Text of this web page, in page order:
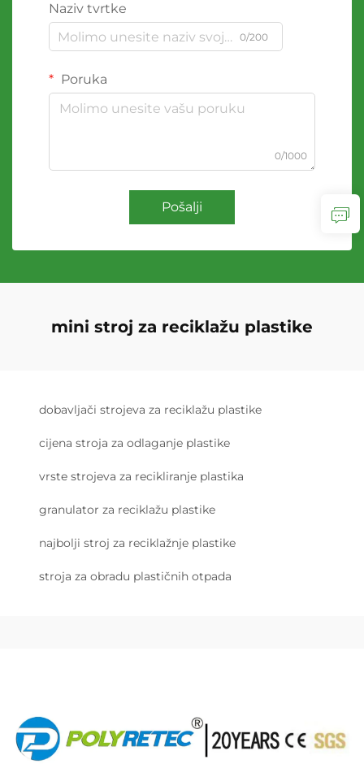
Naziv tvrtke
0/200
Poruka
0/1000
Pošalji
mini stroj za reciklažu plastike
dobavljači strojeva za reciklažu plastike
cijena stroja za odlaganje plastike
vrste strojeva za recikliranje plastika
granulator za reciklažu plastike
najbolji stroj za reciklažnje plastike
stroja za obradu plastičnih otpada